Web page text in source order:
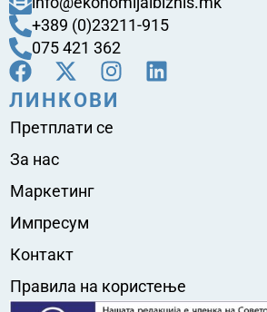
+389 (0)23211-915
075 421 362
ЛИНКОВИ
Претплати се
За нас
Маркетинг
Импресум
Контакт
Правила на користење